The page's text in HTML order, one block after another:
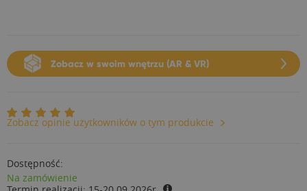
Zobacz w swoim wnętrzu (AR & VR)
Zobacz opinie użytkowników o tym produkcie
Dostępność:
Na zamówienie